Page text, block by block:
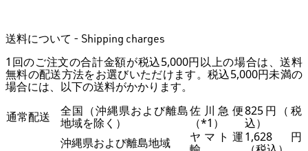
送料について - Shipping charges
1回のご注文の合計金額が税込5,000円以上の場合は、送料
無料の配送方法をお選びいただけます。税込5,000円未満の
場合には、以下の送料がかかります。
通常配送
全国（沖縄県および離島
地域を除く）
佐川急便
（*1）
825円（税
込）
沖縄県および離島地域
ヤマト運1,628円